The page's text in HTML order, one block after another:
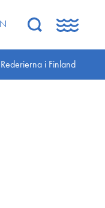
Rederierna i Finland